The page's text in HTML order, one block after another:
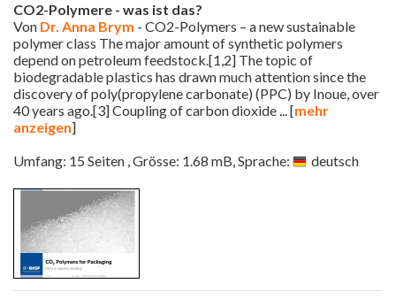
CO2-Polymere - was ist das?
Von Dr. Anna Brym - CO2-Polymers – a new sustainable
polymer class The major amount of synthetic polymers
depend on petroleum feedstock.[1,2] The topic of
biodegradable plastics has drawn much attention since the
discovery of poly(propylene carbonate) (PPC) by Inoue, over
40 years ago.[3] Coupling of carbon dioxide... [mehr
anzeigen]
Umfang: 15 Seiten , Grösse: 1.68 mB, Sprache:
deutsch